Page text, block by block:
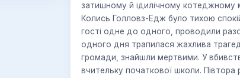
затишному й ідилічному котеджному
Колись Голловз-Едж було тихою
гості одне до одного, проводили
одного дня трапилася жахлива
громади, знайшли мерт­вими. У
вчительку початкової школи. Півтора